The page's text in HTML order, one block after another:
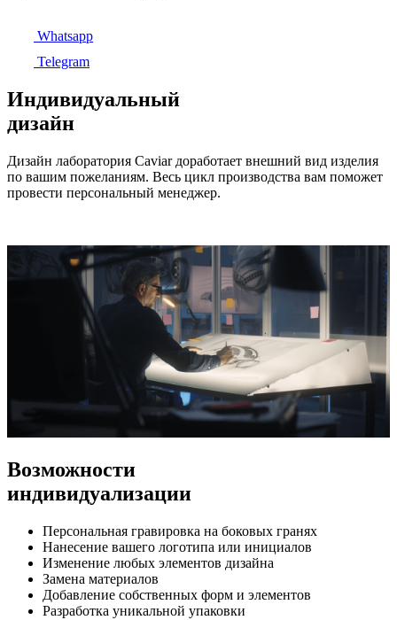
Whatsapp
Telegram
Индивидуальный
дизайн
Дизайн лаборатория Caviar доработает внешний вид изделия
по вашим пожеланиям. Весь цикл производства вам поможет
провести персональный менеджер.
Возможности
индивидуализации
Персональная гравировка на боковых гранях
Нанесение вашего логотипа или инициалов
Изменение любых элементов дизайна
Замена материалов
Добавление собственных форм и элементов
Разработка уникальной упаковки